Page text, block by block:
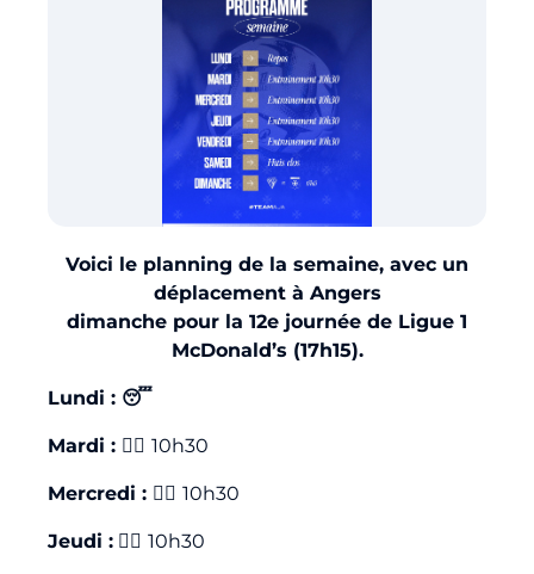
Boutique officielle
Voici le planning de la semaine, avec un
déplacement à Angers
dimanche pour la 12e journée de Ligue 1
McDonald’s (17h15).
Lundi : 😴
Mardi : 🏋️‍♂️ 10h30
Mercredi : 🏋️‍♂️ 10h30
Jeudi : 🏋️‍♂️ 10h30